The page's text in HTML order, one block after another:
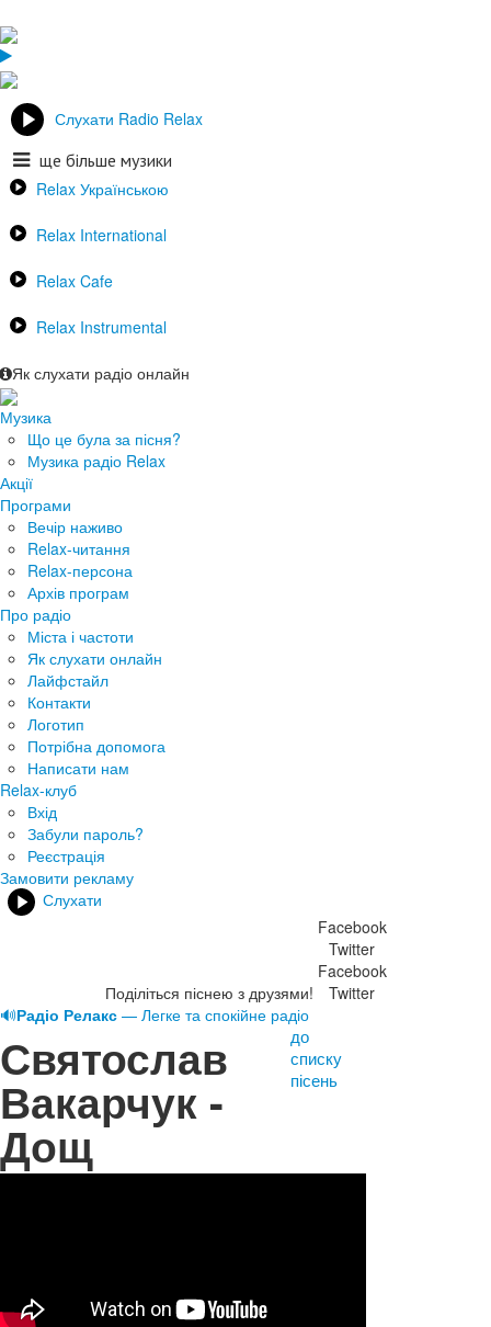
Слухати Radio Relax
ще більше музики
Relax Українською
Relax International
Relax Cafe
Relax Instrumental
Як слухати радіо онлайн
Музика
Що це була за пісня?
Музика радіо Relax
Акції
Програми
Вечір наживо
Relax-читання
Relax-персона
Архів програм
Про радіо
Міста і частоти
Як слухати онлайн
Лайфстайл
Контакти
Логотип
Потрібна допомога
Написати нам
Relax-клуб
Вхід
Забули пароль?
Реєстрація
Замовити рекламу
Слухати
Поділіться піснею з друзями!
Facebook
Twitter
Facebook
Twitter
🔊Радіо Релакс — Легке та спокійне радіо
Святослав
Вакарчук -
Дощ
до
списку
пісень